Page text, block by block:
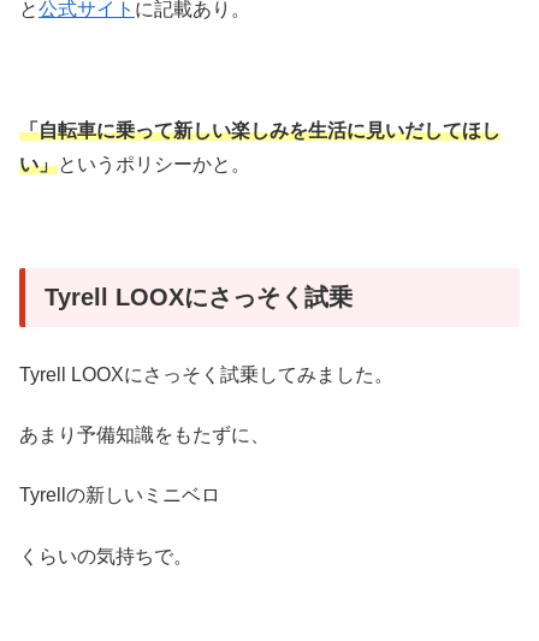
と公式サイト に記載あり。
「自転車に乗って新しい楽しみを生活に見いだしてほし
い」というポリシーかと。
Tyrell LOOXにさっそく試乗
Tyrell LOOXにさっそく試乗してみました。
あまり予備知識をもたずに、
Tyrellの新しいミニベロ
くらいの気持ちで。